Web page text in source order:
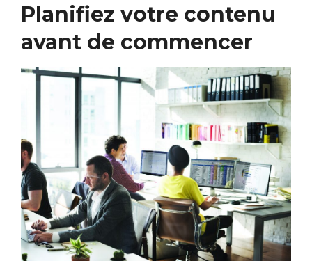
Planifiez votre contenu
avant de commencer